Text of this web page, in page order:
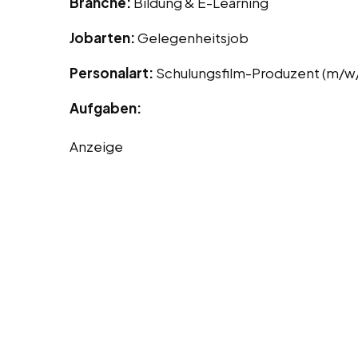
Jobarten:Gelegenheitsjob
Personalart: Schulungsfilm-Produzent (m/
Aufgaben:
Anzeige